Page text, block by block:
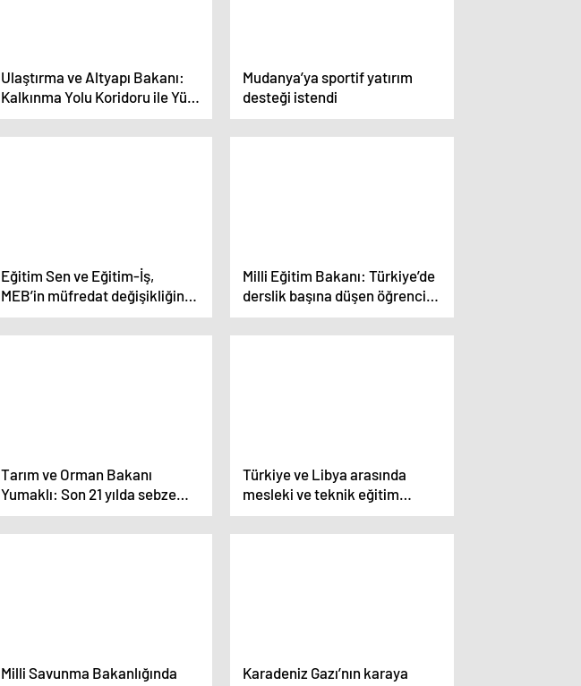
Ulaştırma ve Altyapı Bakanı:
Kalkınma Yolu Koridoru ile Yük
Taşıma Süresi 21 Güne İnecek
Mudanya’ya sportif yatırım
desteği istendi
Eğitim Sen ve Eğitim-İş,
MEB’in müfredat değişikliğine
tepki gösterdi
Milli Eğitim Bakanı: Türkiye’de
derslik başına düşen öğrenci
sayısı dünyanın en iyi ülkeleri
arasında
Tarım ve Orman Bakanı
Yumaklı: Son 21 yılda sebze
üretimini neredeyse dört kat
artırdık
Türkiye ve Libya arasında
mesleki ve teknik eğitim
işbirliği mutabakatı imzalandı
Milli Savunma Bakanlığında
Karadeniz Gazı’nın karaya